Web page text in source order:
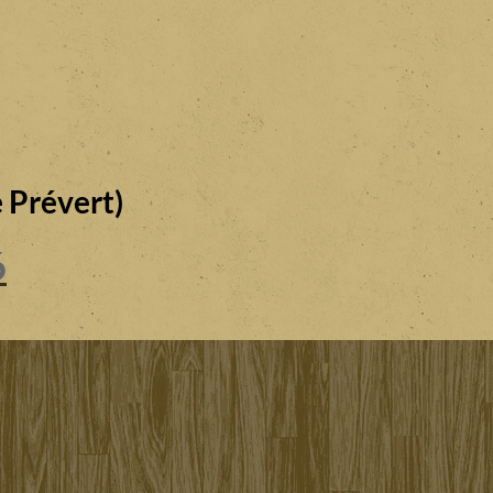
Prévert)